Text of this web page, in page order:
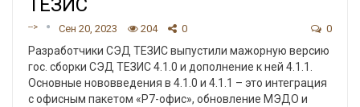
ТЕЗИС
--> Сен 20, 2023 204 0 0
Разработчики СЭД ТЕЗИС выпустили мажорную версию
гос. сборки СЭД ТЕЗИС 4.1.0 и дополнение к ней 4.1.1.
Основные нововведения в 4.1.0 и 4.1.1 – это интеграция
с офисным пакетом «Р7-офис», обновление МЭДО и